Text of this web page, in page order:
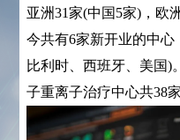
亚洲31家(中国5家)，欧
今共有6家新开业的中
比利时、西班牙、美国)
子重离子治疗中心共38